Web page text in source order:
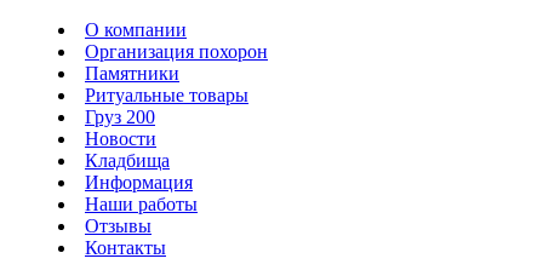
О компании
Организация похорон
Памятники
Ритуальные товары
Груз 200
Новости
Кладбища
Информация
Наши работы
Отзывы
Контакты